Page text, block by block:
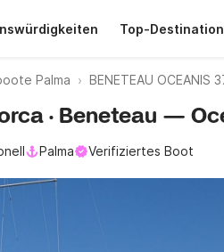
Top-
Palma BENETEAU OCEANIS
· Beneteau —
Palma Verifiziertes Boot